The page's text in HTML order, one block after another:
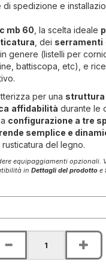
di spedizione e
mb 60 , la scelta ideale
, dei serramenti
in genere (listelli per
battiscopa, etc), e
per una struttura
affidabilità durante le
configurazione a tre
semplice e
del legno.
equipaggiamenti opzionali.
in Dettagli del prodotto e